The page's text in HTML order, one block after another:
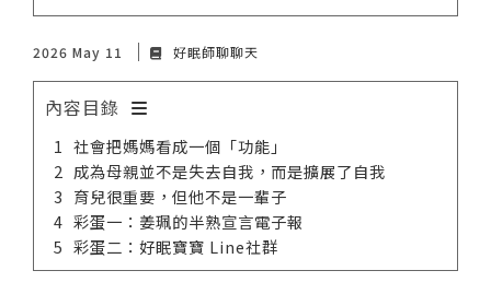
2026 May 11 好眠師聊聊天
內容目錄
社會把媽媽看成一個「功能」
成為母親並不是失去自我，而是擴展了自我
育兒很重要，但他不是一輩子
彩蛋一：姜珮的半熟宣言電子報
彩蛋二：好眠寶寶 Line社群